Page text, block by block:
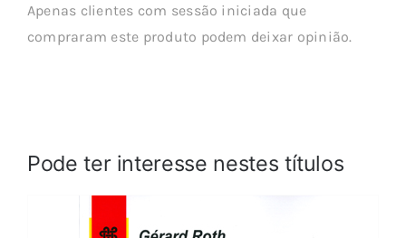
Apenas clientes com sessão iniciada que
compraram este produto podem deixar opinião.
Pode ter interesse nestes títulos